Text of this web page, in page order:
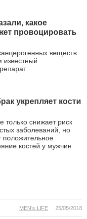
какое
провоцировать
веществ
известный
укрепляет кости
только снижает риск
заболеваний, но
костей у мужчин
25/05/2018
MEN’s LIFE